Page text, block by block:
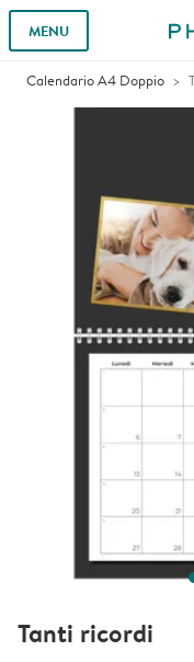
MENU
Calendario A4 Doppio
Tanti ricordi